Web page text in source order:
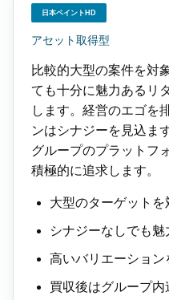
日本ペイントHD
アセット取得型
比較的大型の案件を対
ても十分に魅力あるリ
します。経営のエゴを
ンはシナジーを見込ま
グループのプラットフ
積極的に追求します。
大型のターゲットを
シナジーなしでも
高いバリエーショ
買収後はグループ